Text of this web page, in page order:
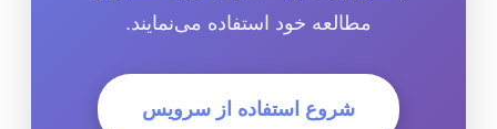
مطالعه خود استفاده می‌نمایند.
شروع استفاده از سرویس